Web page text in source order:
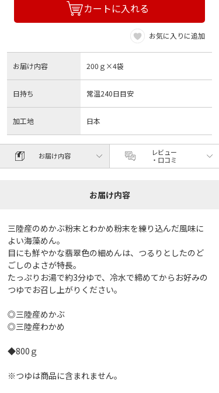
カートに入れる
お気に入りに追加
お届け内容 200ｇ×4袋
日持ち 常温240日目安
加工地 日本
お届け内容
レビュー
・口コミ
お届け内容
三陸産のめかぶ粉末とわかめ粉末を練り込んだ風味に
よい海藻めん。
目にも鮮やかな翡翠色の細めんは、つるりとしたのど
ごしのよさが特長。
たっぷりお湯で約3分ゆで、冷水で締めてからお好みの
つゆでお召し上がりください。
◎三陸産めかぶ
◎三陸産わかめ
◆800ｇ
※つゆは商品に含まれません。